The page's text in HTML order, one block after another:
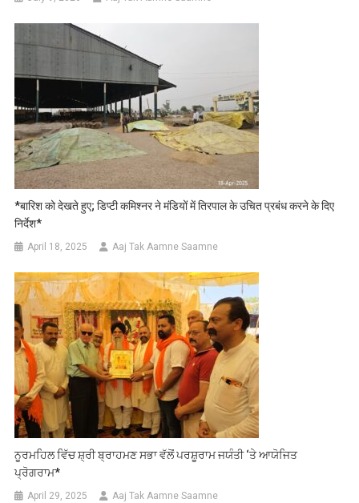
*बारिश को देखते हुए; डिप्टी कमिश्नर ने मंडियों में तिरपाल के उचित प्रबंध करने के दिए
निर्देश*
April 18, 2025 Aaj Tak Aamne Saamne
ਨੂਰਮਹਿਲ ਵਿੱਚ ਸ਼੍ਰੀ ਬ੍ਰਾਹਮਣ ਸਭਾ ਵੱਲੋਂ ਪਰਸ਼ੂਰਾਮ ਜਯੰਤੀ ‘ਤੇ ਆਯੋਜਿਤ
ਪ੍ਰੋਗਰਾਮ*
April 29, 2025 Aaj Tak Aamne Saamne